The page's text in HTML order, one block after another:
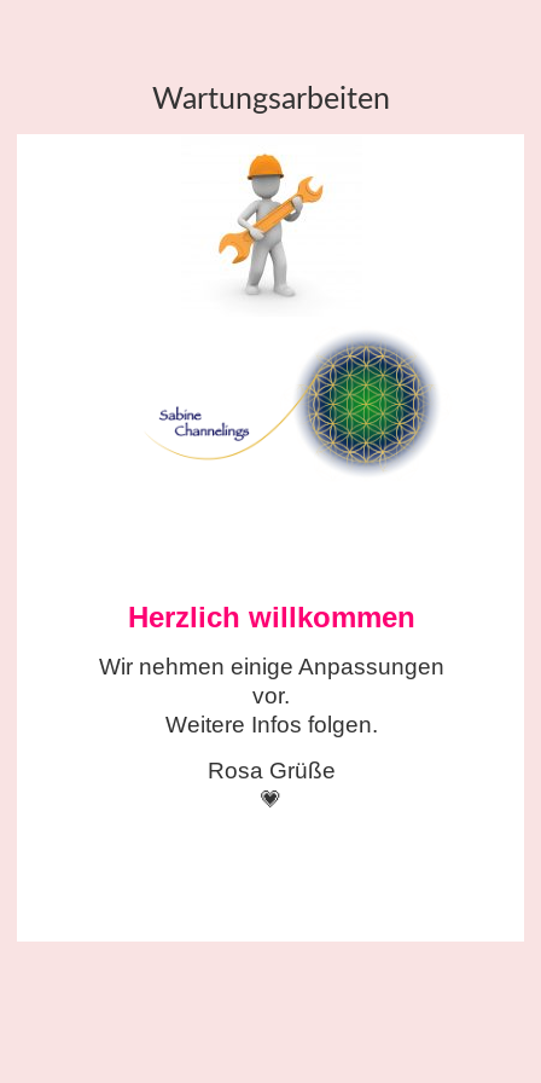
Wartungsarbeiten
Herzlich willkommen
Wir nehmen einige Anpassungen
vor.
Weitere Infos folgen.
Rosa Grüße
💗